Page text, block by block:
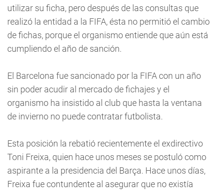
utilizar su ficha, pero después de las consultas que
realizó la entidad a la FIFA, ésta no permitió el cambio
de fichas, porque el organismo entiende que aún está
cumpliendo el año de sanción.
El Barcelona fue sancionado por la FIFA con un año
sin poder acudir al mercado de fichajes y el
organismo ha insistido al club que hasta la ventana
de invierno no puede contratar futbolista.
Esta posición la rebatió recientemente el exdirectivo
Toni Freixa, quien hace unos meses se postuló como
aspirante a la presidencia del Barça. Hace unos días,
Freixa fue contundente al asegurar que no existía